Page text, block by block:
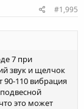
#1,995
7 при
звук и щелчок
110 вибрация
это может